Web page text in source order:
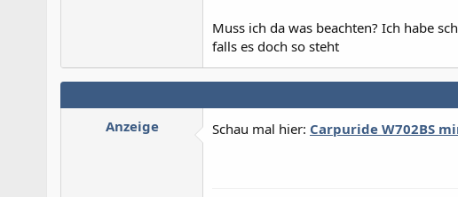
Muss ich da was beachten? Ich habe
falls es doch so steht
Anzeige Schau mal hier: Carpuride W702BS